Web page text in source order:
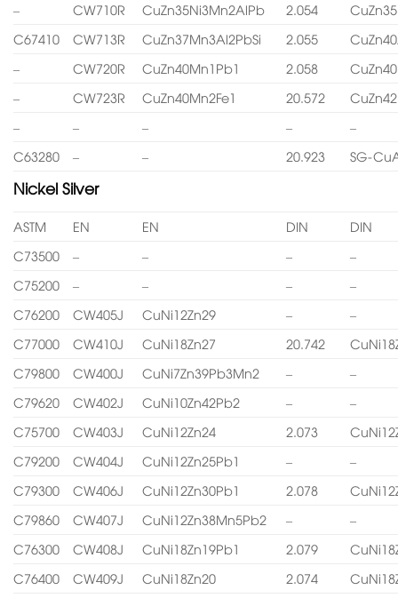
–
CW710R CuZn35Ni3Mn2AlPb 2.054
C67410
CW713R CuZn37Mn3Al2PbSi 2.055
–
CW720R CuZn40Mn1Pb1 2.058
–
CW723R CuZn40Mn2Fe1 20.572
–
– – –
–
C63280
– – 20.923 SG-
Nickel Silver
ASTM EN EN DIN
DIN
C73500
– – –
–
C75200
– – –
–
C76200
CW405J CuNi12Zn29 –
–
C77000
CW410J CuNi18Zn27 20.742
C79800
CW400J CuNi7Zn39Pb3Mn2 –
–
C79620
CW402J CuNi10Zn42Pb2 –
–
C75700
CW403J CuNi12Zn24 2.073
C79200
CW404J CuNi12Zn25Pb1 –
–
C79300
CW406J CuNi12Zn30Pb1 2.078
C79860
CW407J CuNi12Zn38Mn5Pb2 –
–
C76300
CW408J CuNi18Zn19Pb1 2.079
C76400
CW409J CuNi18Zn20 2.074